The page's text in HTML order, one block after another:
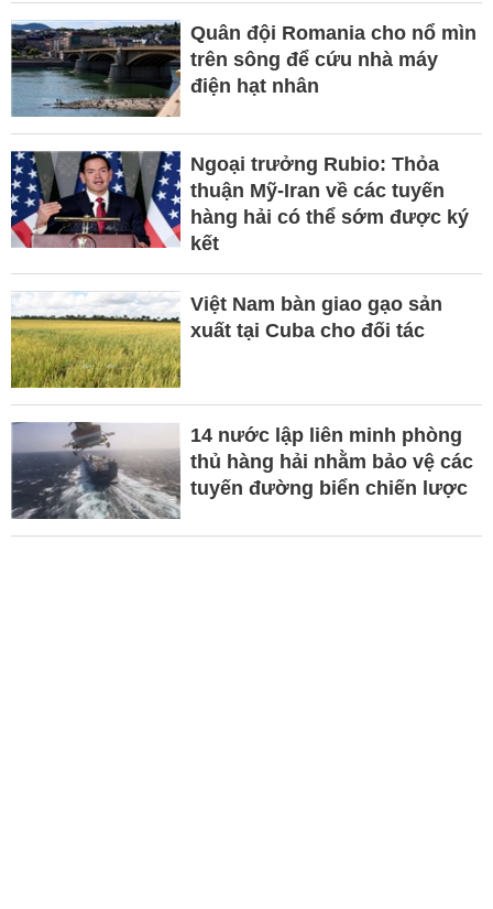
Quân đội Romania cho nổ mìn
trên sông để cứu nhà máy
điện hạt nhân
Ngoại trưởng Rubio: Thỏa
thuận Mỹ-Iran về các tuyến
hàng hải có thể sớm được ký
kết
Việt Nam bàn giao gạo sản
xuất tại Cuba cho đối tác
14 nước lập liên minh phòng
thủ hàng hải nhằm bảo vệ các
tuyến đường biển chiến lược